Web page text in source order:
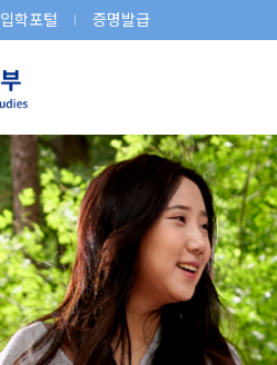
입학포털 증명발급